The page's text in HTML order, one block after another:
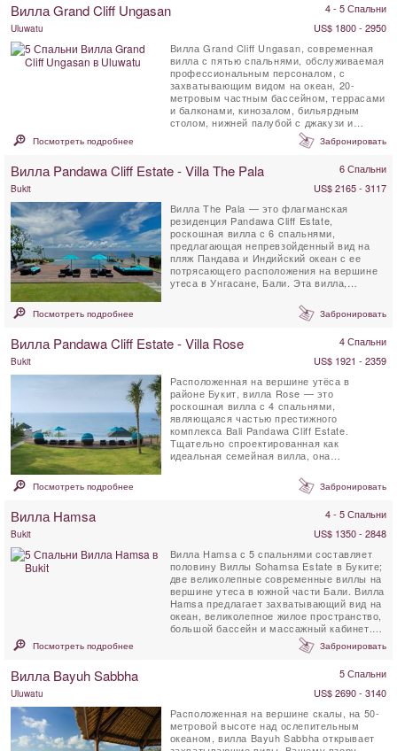
Вилла Grand Cliff Ungasan 4 - 5 Спальни
Uluwatu
US$ 1800 - 2950
Вилла Grand Cliff Ungasan, современная
вилла с пятью спальнями, обслуживаемая
профессиональным персоналом, с
захватывающим видом на океан, 20-
метровым частным бассейном, террасами
и балконами, кинозалом, бильярдным
столом, нижней палубой с джакузи и
беседкой для отдыха. . Эта ...
Посмотреть подробнее Забронировать
Вилла Pandawa Cliff Estate - Villa The Pala 6 Спальни
Bukit
US$ 2165 - 3117
Вилла The Pala — это флагманская
резиденция Pandawa Cliff Estate,
роскошная вилла с 6 спальнями,
предлагающая непревзойденный вид на
пляж Пандава и Индийский океан с ее
потрясающего расположения на вершине
утеса в Унгасане, Бали. Эта вилла,
Посмотреть подробнее Забронировать
Вилла Pandawa Cliff Estate - Villa Rose 4 Спальни
Bukit
US$ 1921 - 2359
Расположенная на вершине утёса в
районе Букит, вилла Rose — это
роскошная вилла с 4 спальнями,
являющаяся частью престижного
комплекса Bali Pandawa Cliff Estate.
Тщательно спроектированная как
идеальная семейная вилла, она
Посмотреть подробнее Забронировать
Вилла Hamsa 4 - 5 Спальни
Bukit
US$ 1350 - 2848
Вилла Hamsa с 5 спальнями составляет
половину Виллы Sohamsa Estate в Буките;
две великолепные современные виллы на
вершине утеса в южной части Бали. Вилла
Hamsa предлагает захватывающий вид на
океан, великолепное жилое пространство,
большой бассейн и массажный кабинет.
Посмотреть подробнее Забронировать
Вилла Bayuh Sabbha 5 Спальни
Uluwatu
US$ 2690 - 3140
Расположенная на вершине скалы, на 50-
метровой высоте над ослепительным
океаном, вилла Bayuh Sabbha открывает